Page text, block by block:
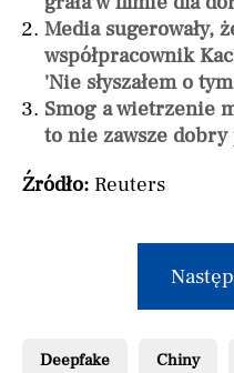
Media sugerowały,
współpracownik
'Nie słyszałem o
Smog a wietrzenie
to nie zawsze dobry
Źródło: Reuters
Deepfake Chiny